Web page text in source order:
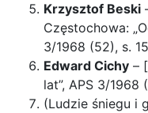
Krzysztof Beski
Częstochowa:
3/1968 (52), s.
Edward Cichy –
lat”, APS 3/1968
(Ludzie śniegu i